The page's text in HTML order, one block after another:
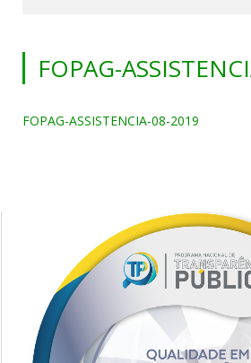
FOPAG-
FOPAG-ASSISTENCIA-08-2019